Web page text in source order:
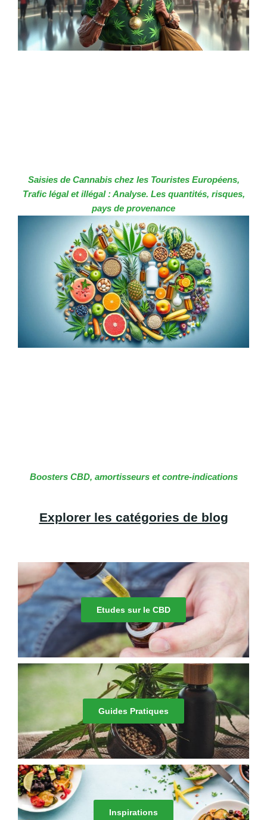
Saisies de Cannabis chez les Touristes Européens,
Trafic légal et illégal : Analyse. Les quantités, risques,
pays de provenance
Boosters CBD, amortisseurs et contre-indications
Explorer les catégories de blog
Etudes sur le CBD
Guides Pratiques
Inspirations